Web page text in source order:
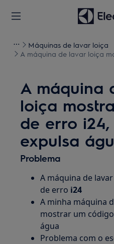
Máquinas de lavar loiça
A máquina de lavar loiça
A máquina
loiça
de erro
expulsa
Problema
A máquina de
de erro i24
A minha máquina
mostrar um
água
Problema com o